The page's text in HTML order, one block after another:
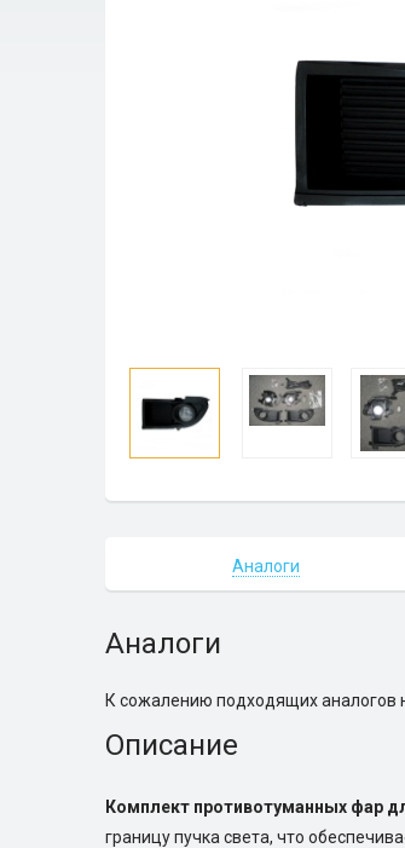
Аналоги
Аналоги
К сожалению подходящих аналогов
Описание
Комплект противотуманных фар
границу пучка света, что